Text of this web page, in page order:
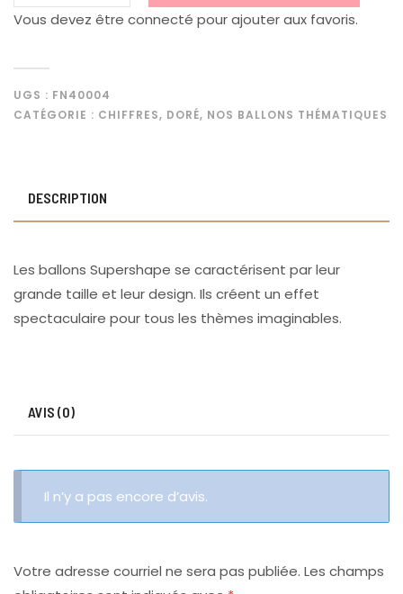
Vous devez être connecté pour ajouter aux favoris.
UGS : FN40004
CATÉGORIE : CHIFFRES, DORÉ, NOS BALLONS THÉMATIQUES
DESCRIPTION
Les ballons Supershape se caractérisent par leur
grande taille et leur design. Ils créent un effet
spectaculaire pour tous les thèmes imaginables.
AVIS (0)
Il n’y a pas encore d’avis.
Votre adresse courriel ne sera pas publiée. Les champs